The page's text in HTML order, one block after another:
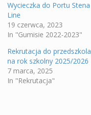
Wycieczka do Portu Stena
Line️
19 czerwca, 2023
In "Gumisie 2022-2023"
Rekrutacja do przedszkola
na rok szkolny 2025/2026
7 marca, 2025
In "Rekrutacja"